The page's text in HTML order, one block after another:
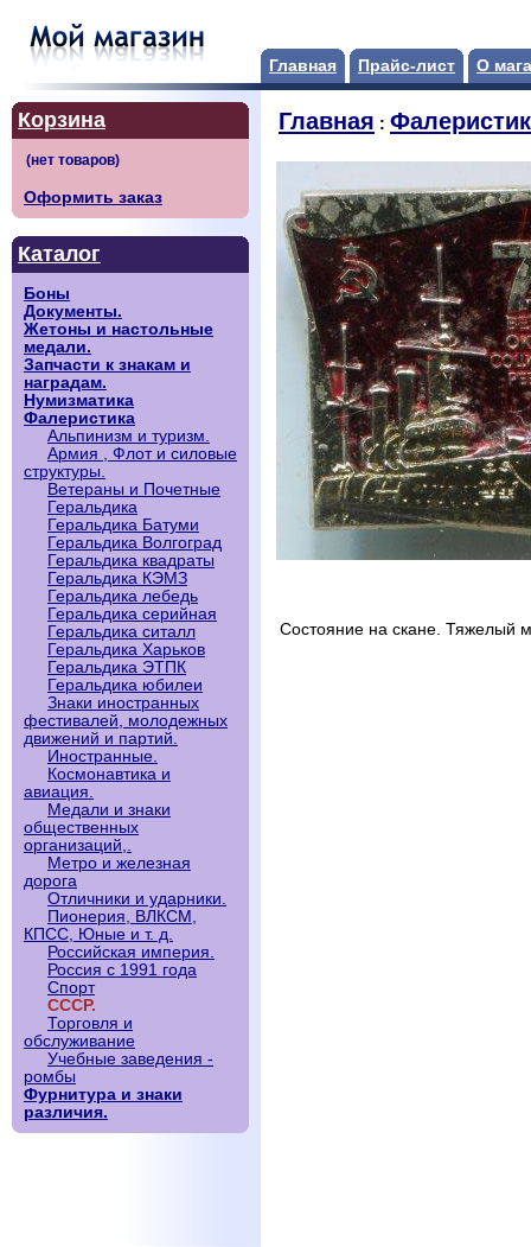
Главная Прайс-лист О
Корзина
Оформить заказ
Каталог
Боны
Документы.
Жетоны и настольные
медали.
Запчасти к знакам и
наградам.
Нумизматика
Фалеристика
Альпинизм и туризм.
Армия , Флот и силовые
структуры.
Ветераны и Почетные
Геральдика
Геральдика Батуми
Геральдика Волгоград
Геральдика квадраты
Геральдика КЭМЗ
Геральдика лебедь
Геральдика серийная
Геральдика ситалл
Геральдика Харьков
Геральдика ЭТПК
Геральдика юбилеи
Знаки иностранных
фестивалей, молодежных
движений и партий.
Иностранные.
Космонавтика и
авиация.
Медали и знаки
общественных
организаций,.
Метро и железная
дорога
Отличники и ударники.
Пионерия, ВЛКСМ,
КПСС, Юные и т. д.
Российская империя.
Россия с 1991 года
Спорт
СССР.
Торговля и
обслуживание
Учебные заведения -
ромбы
Фурнитура и знаки
различия.
Главная :
Состояние на скане. Тяжелый